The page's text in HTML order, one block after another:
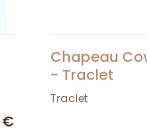
€
Chapeau
- Traclet
Traclet